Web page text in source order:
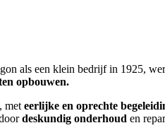
als een klein bedrijf in 1925,
opbouwen.
, met eerlijke en oprechte
deskundig onderhoud en